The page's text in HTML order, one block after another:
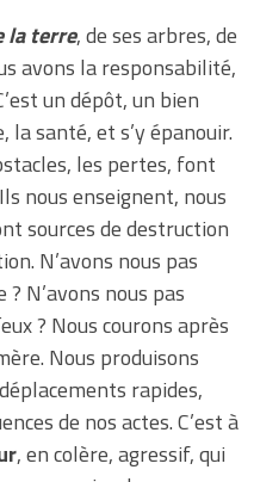
la terre, de ses arbres, de
avons la responsabilité,
un dépôt, un bien
santé, et s’y épanouir.
les pertes, font
nous enseignent, nous
sources de destruction
N’avons nous pas
N’avons nous pas
? Nous courons après
Nous produisons
rapides,
de nos actes. C’est à
, en colère, agressif, qui